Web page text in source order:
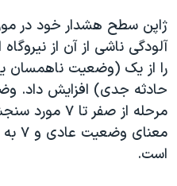
دادگاه حمید نوری
چهل سال گروگان‌گیری
قانون شفافیت دارائی کادر
اعتراضات مردمی آبان ۹۸
اسرائیل در جنگ
ژاپن سطح هشدار خود در
آلودگی ناشی از آن از
مرحله از صفر
است.